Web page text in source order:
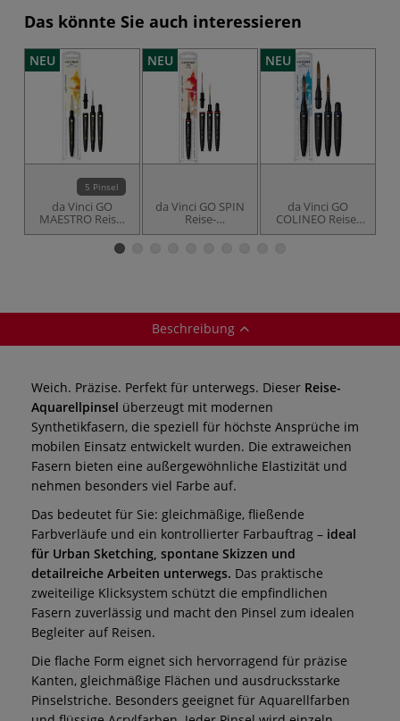
Das könnte Sie auch interessieren
NEU
5 Pinsel
da Vinci GO
MAESTRO Reise-
Aquarellpinsel,
rund, Serie 8510
NEU
da Vinci GO SPIN
Reise-
Aquarellpinsel,
NEU
da Vinci GO
COLINEO Reise-
Verwasch- und
Beschreibung
Weich. Präzise. Perfekt für unterwegs. Dieser Reise-
Aquarellpinsel überzeugt mit modernen
Synthetikfasern, die speziell für höchste Ansprüche im
mobilen Einsatz entwickelt wurden. Die extraweichen
Fasern bieten eine außergewöhnliche Elastizität und
nehmen besonders viel Farbe auf.
Das bedeutet für Sie: gleichmäßige, fließende
Farbverläufe und ein kontrollierter Farbauftrag – ideal
für Urban Sketching, spontane Skizzen und
detailreiche Arbeiten unterwegs. Das praktische
zweiteilige Klicksystem schützt die empfindlichen
Fasern zuverlässig und macht den Pinsel zum idealen
Begleiter auf Reisen.
Die flache Form eignet sich hervorragend für präzise
Kanten, gleichmäßige Flächen und ausdrucksstarke
Pinselstriche. Besonders geeignet für Aquarellfarben